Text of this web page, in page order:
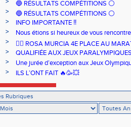
🔵 RÉSULTATS COMPÉTITIONS ⚪️
>
🔵 RÉSULTATS COMPÉTITIONS ⚪️
>
INFO IMPORTANTE ‼️
>
Nous étions si heureux de vous
>
🏃‍♀️ ROSA MURCIA 4E PLACE AU
>
QUALIFIÉE AUX JEUX
>
Une jurée d’exception aux Jeux
> ILS L’ONT FAIT 🔥🥳💥